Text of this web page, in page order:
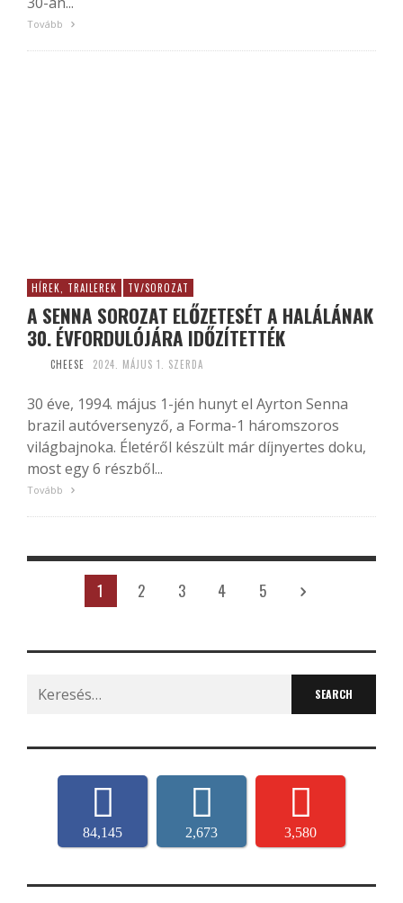
Tovább
HÍREK, TRAILEREK TV/SOROZAT
A SENNA SOROZAT ELŐZETESÉT A HALÁLÁNAK
30. ÉVFORDULÓJÁRA IDŐZÍTETTÉK
CHEESE 2024. MÁJUS 1. SZERDA
30 éve, 1994. május 1-jén hunyt el Ayrton Senna
brazil autóversenyző, a Forma-1 háromszoros
világbajnoka. Életéről készült már díjnyertes doku,
most egy 6 részből...
Tovább
1 2 3 4 5
Search
for:
84,145 2,673 3,580